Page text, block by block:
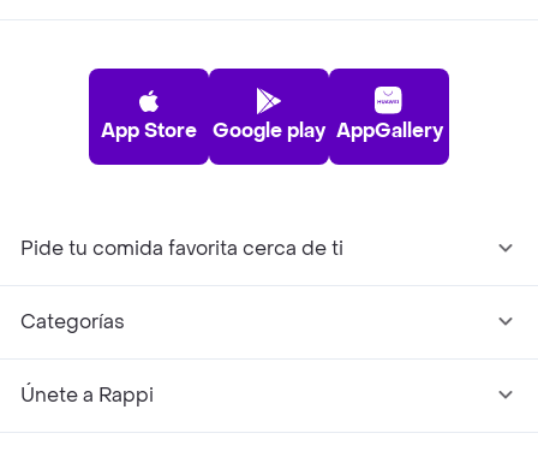
App Store Google play AppGallery
Pide tu comida favorita cerca de ti
Categorías
Únete a Rappi